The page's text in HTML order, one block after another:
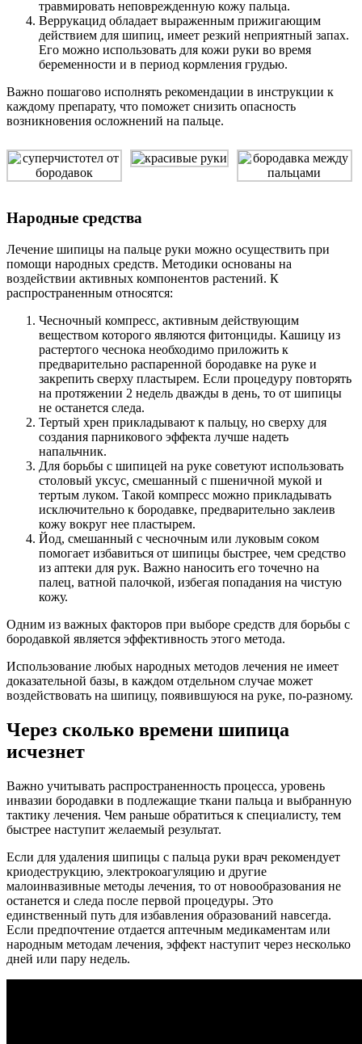
травмировать неповрежденную кожу пальца.
Веррукацид обладает выраженным прижигающим
действием для шипиц, имеет резкий неприятный запах.
Его можно использовать для кожи руки во время
беременности и в период кормления грудью.
Важно пошагово исполнять рекомендации в инструкции к
каждому препарату, что поможет снизить опасность
возникновения осложнений на пальце.
Народные средства
Лечение шипицы на пальце руки можно осуществить при
помощи народных средств. Методики основаны на
воздействии активных компонентов растений. К
распространенным относятся:
Чесночный компресс, активным действующим
веществом которого являются фитонциды. Кашицу из
растертого чеснока необходимо приложить к
предварительно распаренной бородавке на руке и
закрепить сверху пластырем. Если процедуру повторять
на протяжении 2 недель дважды в день, то от шипицы
не останется следа.
Тертый хрен прикладывают к пальцу, но сверху для
создания парникового эффекта лучше надеть
напальчник.
Для борьбы с шипицей на руке советуют использовать
столовый уксус, смешанный с пшеничной мукой и
тертым луком. Такой компресс можно прикладывать
исключительно к бородавке, предварительно заклеив
кожу вокруг нее пластырем.
Йод, смешанный с чесночным или луковым соком
помогает избавиться от шипицы быстрее, чем средство
из аптеки для рук. Важно наносить его точечно на
палец, ватной палочкой, избегая попадания на чистую
кожу.
Одним из важных факторов при выборе средств для борьбы с
бородавкой является эффективность этого метода.
Использование любых народных методов лечения не имеет
доказательной базы, в каждом отдельном случае может
воздействовать на шипицу, появившуюся на руке, по-разному.
Через сколько времени шипица
исчезнет
Важно учитывать распространенность процесса, уровень
инвазии бородавки в подлежащие ткани пальца и выбранную
тактику лечения. Чем раньше обратиться к специалисту, тем
быстрее наступит желаемый результат.
Если для удаления шипицы с пальца руки врач рекомендует
криодеструкцию, электрокоагуляцию и другие
малоинвазивные методы лечения, то от новообразования не
останется и следа после первой процедуры. Это
единственный путь для избавления образований навсегда.
Если предпочтение отдается аптечным медикаментам или
народным методам лечения, эффект наступит через несколько
дней или пару недель.